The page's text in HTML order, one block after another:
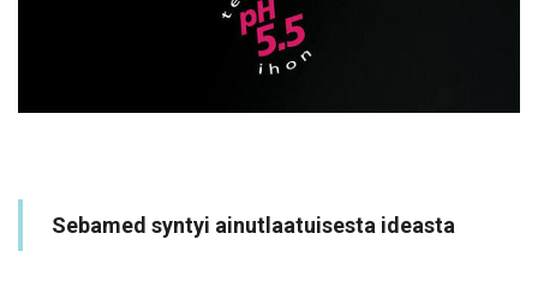
Sebamed syntyi ainutlaatuisesta ideasta